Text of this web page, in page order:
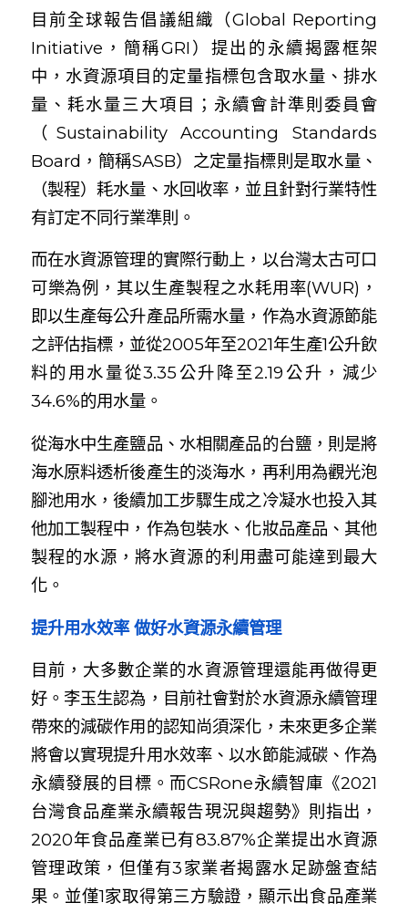
目前全球報告倡議組織（Global Reporting
Initiative，簡稱GRI）提出的永續揭露框架
中，水資源項目的定量指標包含取水量、排水
量、耗水量三大項目；永續會計準則委員會
（Sustainability Accounting Standards
Board，簡稱SASB）之定量指標則是取水量、
（製程）耗水量、水回收率，並且針對行業特性
有訂定不同行業準則。
而在水資源管理的實際行動上，以台灣太古可口
可樂為例，其以生產製程之水耗用率(WUR)，
即以生產每公升產品所需水量，作為水資源節能
之評估指標，並從2005年至2021年生產1公升飲
料的用水量從3.35公升降至2.19公升，減少
34.6%的用水量。
從海水中生產鹽品、水相關產品的台鹽，則是將
海水原料透析後產生的淡海水，再利用為觀光泡
腳池用水，後續加工步驟生成之冷凝水也投入其
他加工製程中，作為包裝水、化妝品產品、其他
製程的水源，將水資源的利用盡可能達到最大
化。
提升用水效率 做好水資源永續管理
目前，大多數企業的水資源管理還能再做得更
好。李玉生認為，目前社會對於水資源永續管理
帶來的減碳作用的認知尚須深化，未來更多企業
將會以實現提升用水效率、以水節能減碳、作為
永續發展的目標。而CSRone永續智庫《2021
台灣食品產業永續報告現況與趨勢》則指出，
2020年食品產業已有83.87%企業提出水資源
管理政策，但僅有3家業者揭露水足跡盤查結
果。並僅1家取得第三方驗證，顯示出食品產業